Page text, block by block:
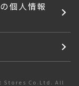
個人情報
Stores Co.Ltd. All